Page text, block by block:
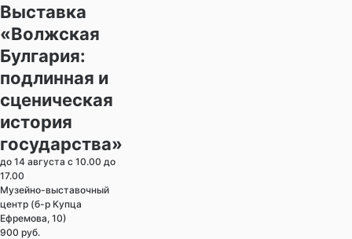
Выставка
«Волжская
Булгария:
подлинная и
сценическая
история
государства»
до 14 августа с 10.00 до
17.00
Музейно-выставочный
центр (б-р Купца
Ефремова, 10)
900 руб.